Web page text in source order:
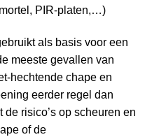
PIR-platen,…)
als basis voor een
meeste gevallen van
hechtende chape en
eerder regel dan
risico’s op scheuren en
of de